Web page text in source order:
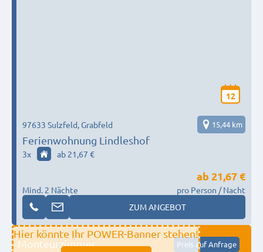
12
Ferienwohnung Lindleshof
97633 Sulzfeld, Grabfeld 15,44 km
3x ab 21,67 €
Mind. 2 Nächte
ab 21,67 €
pro Person / Nacht
ZUM ANGEBOT
Hier könnte Ihr POWER-Banner stehen!
Monteurzimmer Preis auf Anfrage